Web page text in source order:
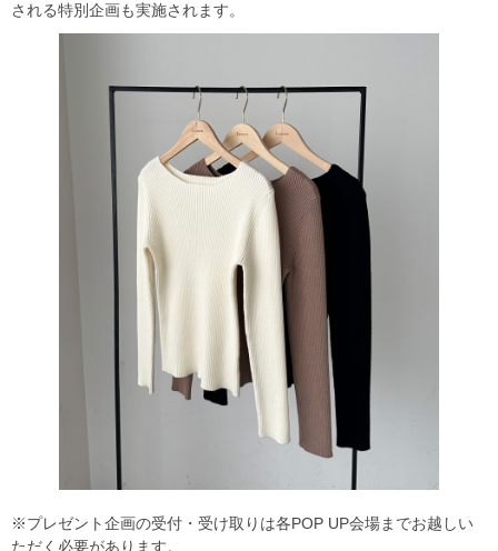
される特別企画も実施されます。
※プレゼント企画の受付・受け取りは各POP UP会場までお越しい
ただく必要があります。